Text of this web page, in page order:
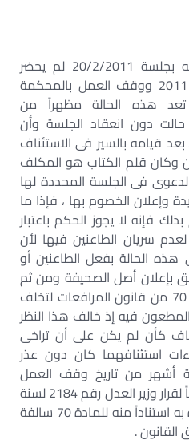
إذ كان البين من الأوراق أنه بجلسة 20/2/2011 لم يحضر
الطرفان لقيام ثورة 25 يناير 2011 ووقف العمل بالمحكمة
هذه الحالة مظهراً من
دون انعقاد الجلسة وأن
قيامه بالسير فى الاستئناف
وكان قلم الكتاب هو المكلف
فى الجلسة المحددة لها
وإعلان الخصوم بها ، فإذا ما
فإنه لا يجوز الحكم باعتبار
سريان الطاعنين فيها لأن
الحالة بفعل الطاعنين أو
بإعلان أصل الصحيفة ومن ثم
فلا محل لتطبيق نص المادة 70 من قانون المرافعات لتخلف
فيه إذ خالف هذا النظر
كأن لم يكن على أن تراخى
استئنافهما كان دون عذر
أشهر من تاريخ وقف العمل
بالمحاكم لقيام ثورة يناير طبقاً لقرار وزير العدل رقم 2184 لسنة
2011 وانتهاء المدة المحددة به استناداً منه للمادة 70 سالفة
.